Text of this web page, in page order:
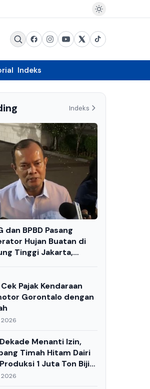
Indeks
Indeks
dan BPBD Pasang
Hujan Buatan di
Tinggi Jakarta,
Pajak Kendaraan
Gorontalo dengan
Menanti Izin,
Timah Hitam Dairi
1 Juta Ton Bijih